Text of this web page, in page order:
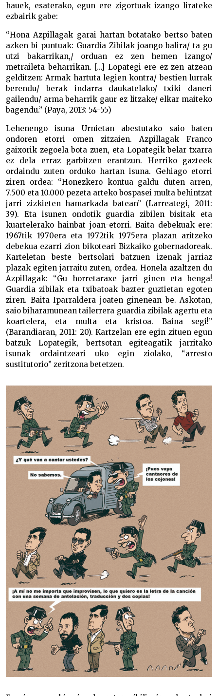
hauek, esaterako, egun ere zigortuak izango lirateke
ezbairik gabe:
“Hona Azpillagak garai hartan botatako bertso baten
azken bi puntuak: Guardia Zibilak joango balira/ ta gu
utzi bakarrikan,/ orduan ez zen hemen izango/
metraileta beharrikan. […] Lopategi ere ez zen atzean
gelditzen: Armak hartuta legien kontra/ bestien lurrak
berendu/ berak indarra daukatelako/ txiki daneri
gailendu/ arma beharrik gaur ez litzake/ elkar maiteko
bagendu.” (Paya, 2013: 54-55)
Lehenengo isuna Urnietan abestutako saio baten
ondoren etorri omen zitzaien. Azpillagak Franco
gaixorik zegoela bota zuen, eta Lopategik belar txarra
ez dela erraz garbitzen erantzun. Herriko gazteek
ordaindu zuten orduko hartan isuna. Gehiago etorri
ziren ordea: “Honezkero kontua galdu duten arren,
7.500 eta 10.000 pezeta arteko bospasei multa behintzat
jarri zizkieten hamarkada batean” (Larreategi, 2011:
39). Eta isunen ondotik guardia zibilen bisitak eta
kuartelerako hainbat joan-etorri. Baita debekuak ere:
1967tik 1970era eta 1972tik 1975era plazan aritzeko
debekua ezarri zion bikoteari Bizkaiko gobernadoreak.
Karteletan beste bertsolari batzuen izenak jarriaz
plazak egiten jarraitu zuten, ordea. Honela azaltzen du
Azpillagak: “Gu horretaraxe jarri ginen eta benga!
Guardia zibilak eta txibatoak bazter guztietan egoten
ziren. Baita Iparraldera joaten ginenean be. Askotan,
saio biharamunean tailerrera guardia zibilak agertu eta
koartelera, eta multa eta kristoa. Baina segi!”
(Barandiaran, 2011: 20). Kartzelan ere egin zituen egun
batzuk Lopategik, bertsotan egiteagatik jarritako
isunak ordaintzeari uko egin ziolako, “arresto
sustitutorio” zeritzona betetzen.